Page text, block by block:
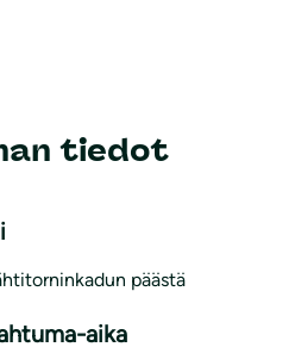
tiedot
päästä
aika